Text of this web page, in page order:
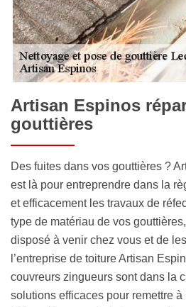
Artisan Espinos
gouttières
Des fuites dans vos gouttières ?
est là pour entreprendre dans la
et efficacement les travaux de
type de matériau de vos
disposé à venir chez vous et de
l’entreprise de toiture Artisan
couvreurs zingueurs sont dans la
solutions efficaces pour remettre à